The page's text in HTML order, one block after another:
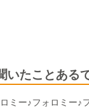
いたことある
ミー♪フォロミー♪